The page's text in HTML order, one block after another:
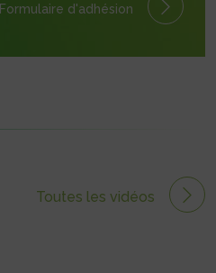
Formulaire d'adhésion
Toutes les vidéos